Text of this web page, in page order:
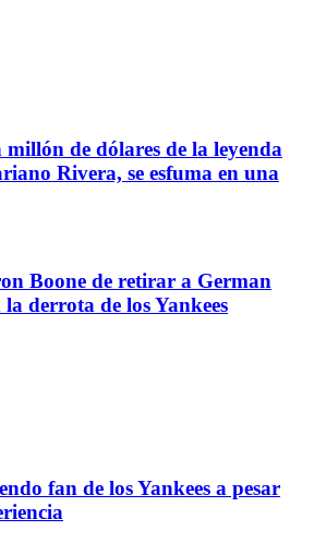
de dólares de la leyenda
Rivera, se esfuma en una
Boone de retirar a German
la derrota de los Yankees
fan de los Yankees a pesar